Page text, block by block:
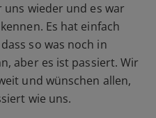
wieder und es war
Es hat einfach
so was noch in
aber es ist passiert. Wir
und wünschen allen,
wie uns.